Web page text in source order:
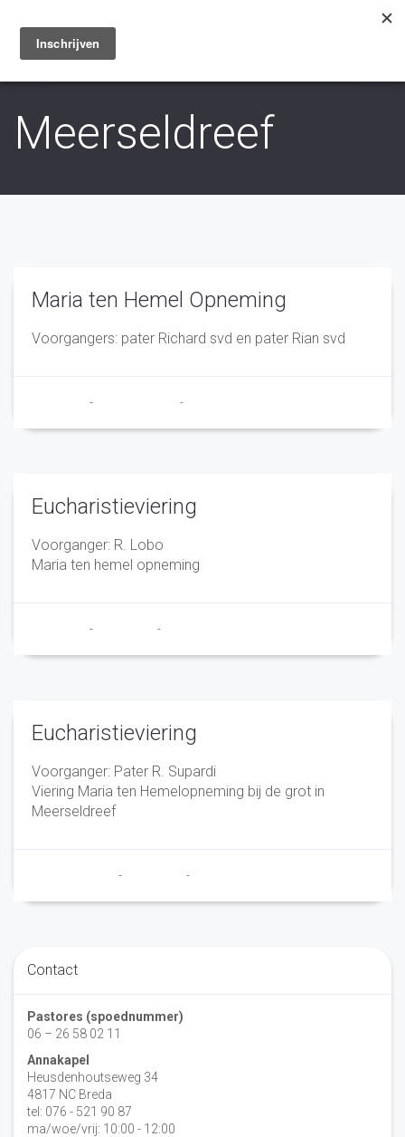
Toggle
navigation
Meerseldreef
Maria ten Hemel Opneming
Voorgangers: pater Richard svd en pater Rian svd
- -
Eucharistieviering
Voorganger: R. Lobo
Maria ten hemel opneming
- -
Eucharistieviering
Voorganger: Pater R. Supardi
Viering Maria ten Hemelopneming bij de grot in
Meerseldreef
- -
Contact
Pastores (spoednummer)
06 – 26 58 02 11
Annakapel
Heusdenhoutseweg 34
4817 NC Breda
tel: 076 - 521 90 87
ma/woe/vrij: 10:00 - 12:00